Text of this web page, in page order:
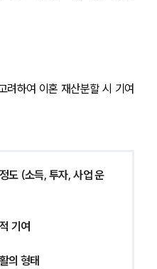
려하여 이혼 재산분할 시 기여
기여
의 형태